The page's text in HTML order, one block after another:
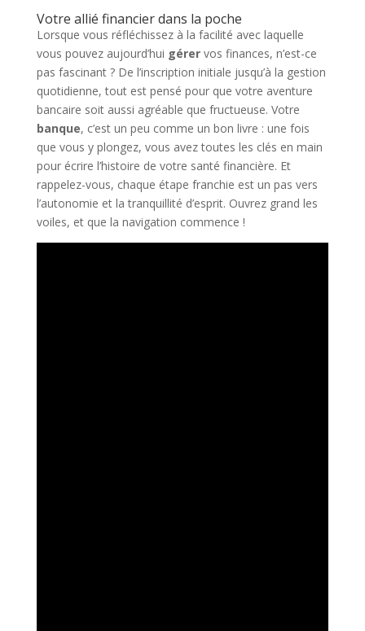
Votre allié financier dans la poche
Lorsque vous réfléchissez à la facilité avec laquelle
vous pouvez aujourd’hui gérervos finances, n’est-ce
pas fascinant ? De l’inscription initiale jusqu’à la gestion
quotidienne, tout est pensé pour que votre aventure
bancaire soit aussi agréable que fructueuse. Votre
banque, c’est un peu comme un bon livre : une fois
que vous y plongez, vous avez toutes les clés en main
pour écrire l’histoire de votre santé financière. Et
rappelez-vous, chaque étape franchie est un pas vers
l’autonomie et la tranquillité d’esprit. Ouvrez grand les
voiles, et que la navigation commence !